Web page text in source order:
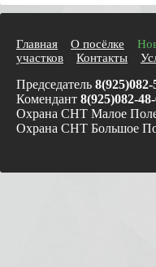
Главная О посёлке
участков
Контакты
Председатель 8(925)082-
Комендант 8(925)082-
Охрана СНТ Малое
Охрана СНТ Большое